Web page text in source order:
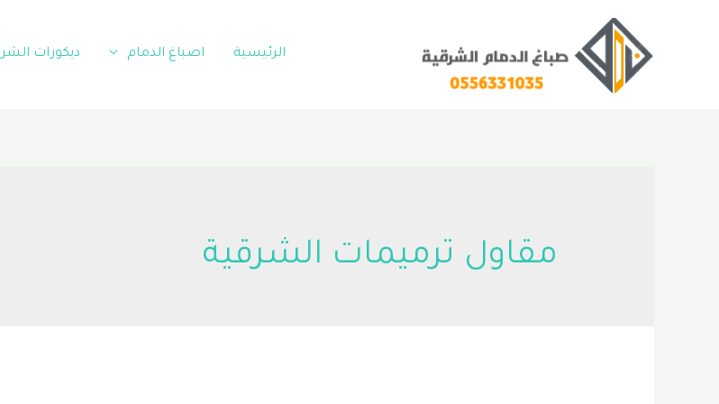
الرئيسية اصباغ الدمام ديكورات
مقاول ترميمات الشرقية